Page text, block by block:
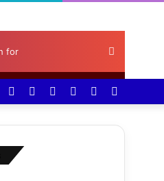
Search
for
Random
Log
Instagram
YouTube
Twitter
Facebook